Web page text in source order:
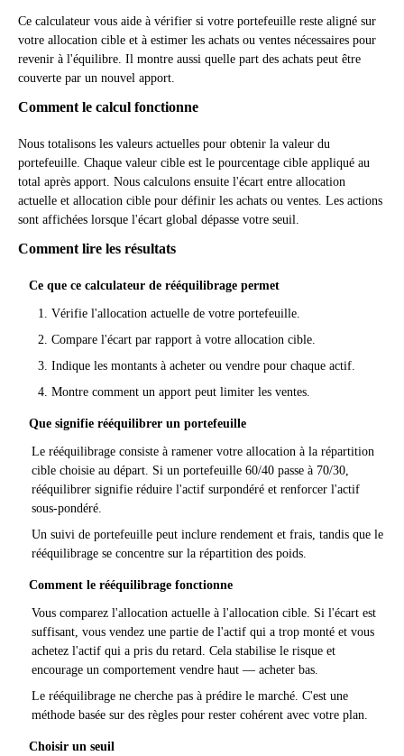
Ce calculateur vous aide à vérifier si votre portefeuille reste aligné sur
votre allocation cible et à estimer les achats ou ventes nécessaires pour
revenir à l'équilibre. Il montre aussi quelle part des achats peut être
couverte par un nouvel apport.
Comment le calcul fonctionne
Nous totalisons les valeurs actuelles pour obtenir la valeur du
portefeuille. Chaque valeur cible est le pourcentage cible appliqué au
total après apport. Nous calculons ensuite l'écart entre allocation
actuelle et allocation cible pour définir les achats ou ventes. Les actions
sont affichées lorsque l'écart global dépasse votre seuil.
Comment lire les résultats
Ce que ce calculateur de rééquilibrage permet
Vérifie l'allocation actuelle de votre portefeuille.
Compare l'écart par rapport à votre allocation cible.
Indique les montants à acheter ou vendre pour chaque actif.
Montre comment un apport peut limiter les ventes.
Que signifie rééquilibrer un portefeuille
Le rééquilibrage consiste à ramener votre allocation à la répartition
cible choisie au départ. Si un portefeuille 60/40 passe à 70/30,
rééquilibrer signifie réduire l'actif surpondéré et renforcer l'actif
sous-pondéré.
Un suivi de portefeuille peut inclure rendement et frais, tandis que le
rééquilibrage se concentre sur la répartition des poids.
Comment le rééquilibrage fonctionne
Vous comparez l'allocation actuelle à l'allocation cible. Si l'écart est
suffisant, vous vendez une partie de l'actif qui a trop monté et vous
achetez l'actif qui a pris du retard. Cela stabilise le risque et
encourage un comportement vendre haut — acheter bas.
Le rééquilibrage ne cherche pas à prédire le marché. C'est une
méthode basée sur des règles pour rester cohérent avec votre plan.
Choisir un seuil